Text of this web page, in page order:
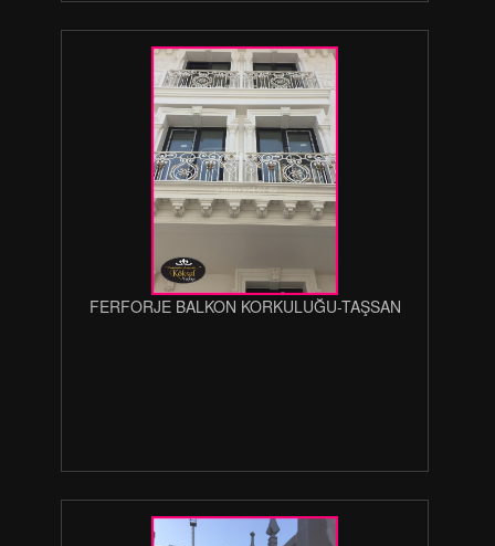
FERFORJE BALKON KORKULUĞU-TAŞSAN